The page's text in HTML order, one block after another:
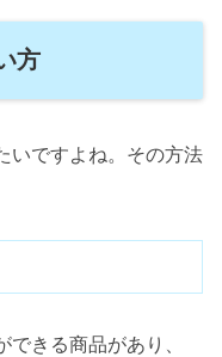
方
いですよね。その方法
きる商品があり、